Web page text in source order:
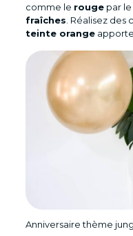
comme le rougepar le
fraîches . Réalisez
teinte orange
Anniversaire thème